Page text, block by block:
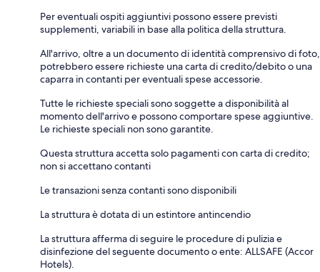
Per eventuali ospiti aggiuntivi possono essere previsti
supplementi, variabili in base alla politica della struttura.
All'arrivo, oltre a un documento di identità comprensivo di foto,
potrebbero essere richieste una carta di credito/debito o una
caparra in contanti per eventuali spese accessorie.
Tutte le richieste speciali sono soggette a disponibilità al
momento dell'arrivo e possono comportare spese aggiuntive.
Le richieste speciali non sono garantite.
Questa struttura accetta solo pagamenti con carta di credito;
non si accettano contanti
Le transazioni senza contanti sono disponibili
La struttura è dotata di un estintore antincendio
La struttura afferma di seguire le procedure di pulizia e
disinfezione del seguente documento o ente: ALLSAFE (Accor
Hotels).